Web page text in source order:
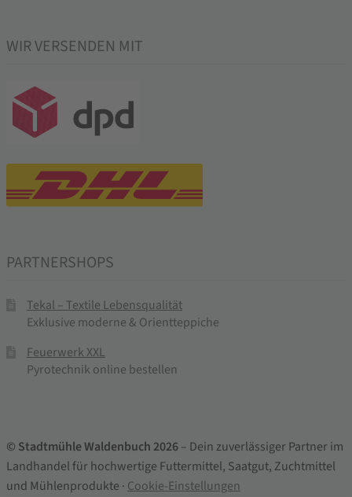
WIR VERSENDEN MIT
PARTNERSHOPS
Tekal – Textile Lebensqualität
Exklusive moderne & Orientteppiche
Feuerwerk XXL
Pyrotechnik online bestellen
© Stadtmühle Waldenbuch 2026– Dein zuverlässiger Partner im
Landhandel für hochwertige Futtermittel, Saatgut, Zuchtmittel
und Mühlenprodukte ·Cookie-Einstellungen